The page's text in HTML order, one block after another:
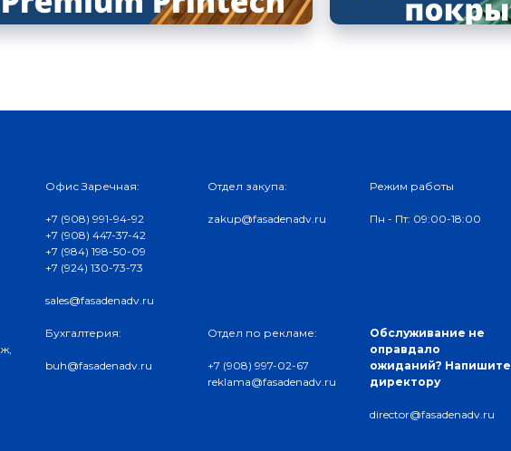
Офис Заречная:
+7 (908) 991-94-92
+7 (908) 447-37-42
+7 (984) 198-50-09
+7 (924) 130-73-73
sales@fasadenadv.ru
Бухгалтерия:
buh@fasadenadv.ru
Отдел закупа:
zakup@fasadenadv.ru
Отдел по рекламе:
+7 (908) 997-02-67
reklama@fasadenadv.ru
Режим работы
Пн - Пт: 09:00-18:00
Обслуживание не
оправдало
ожиданий? Напишите
директору
director@fasadenadv.ru